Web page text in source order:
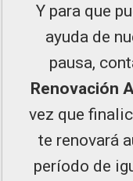
Y para que
ayuda de
pausa,
Renovación
vez que
te renovará
período de